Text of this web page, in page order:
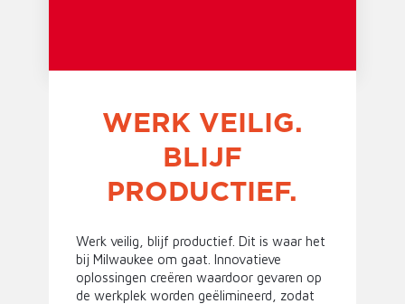
WERK VEILIG.
BLIJF
PRODUCTIEF.
Werk veilig, blijf productief. Dit is waar het
bij Milwaukee om gaat. Innovatieve
oplossingen creëren waardoor gevaren op
de werkplek worden geëlimineerd, zodat